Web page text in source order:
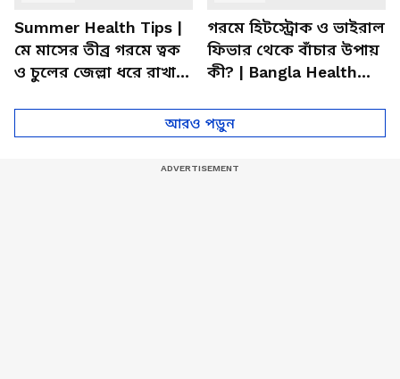
Summer Health Tips |
মে মাসের তীব্র গরমে ত্বক
ও চুলের জেল্লা ধরে রাখার
গরমে হিটস্ট্রোক ও ভাইরাল
ফিভার থেকে বাঁচার উপায়
কী? | Bangla Health
আরও পড়ুন